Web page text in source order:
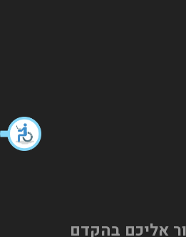
אליכם בהקדם